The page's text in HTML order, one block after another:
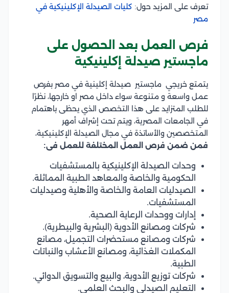
تعرف على المزيد حول: كليات الصيدلة الإكلينيكية في
مصر
فرص العمل بعد الحصول على
ماجستير صيدلة إكلينيكية
يتمتع خريجي ماجستير صيدلة إكلينية في مصر بفرص
عمل واسعة و متنوعة سواء داخل مصر او خارجها، نظرًا
للطلب المتزايد على هذا التخصص الذي يحظى باهتمام
في الجامعات المصرية، ويتم تحت إشراف أمهر
المتخصصين والأساتذة في مجال الصيدلة الإكلينيكية،
فمن ضمن فرص العمل المختلفة للعمل فى:
وحدات الصيدلة الإكلينيكية بالمستشفيات
الحكومية والخاصة والمعاهد الطبية المماثلة.
الصيدليات العامة والخاصة والأهلية وصيدليات
المستشفيات.
إدارات ووحدات الرعاية الصحية.
شركات ومصانع الأدوية (البشرية والبيطرية).
شركات ومصانع مستحضرات التجميل، مصانع
المكملات الغذائية، ومصانع الأعشاب والنباتات
الطبية.
شركات توزيع الأدوية، والبيع والتسويق الدوائي.
التعليم الصيدلي والبحث العلمي.